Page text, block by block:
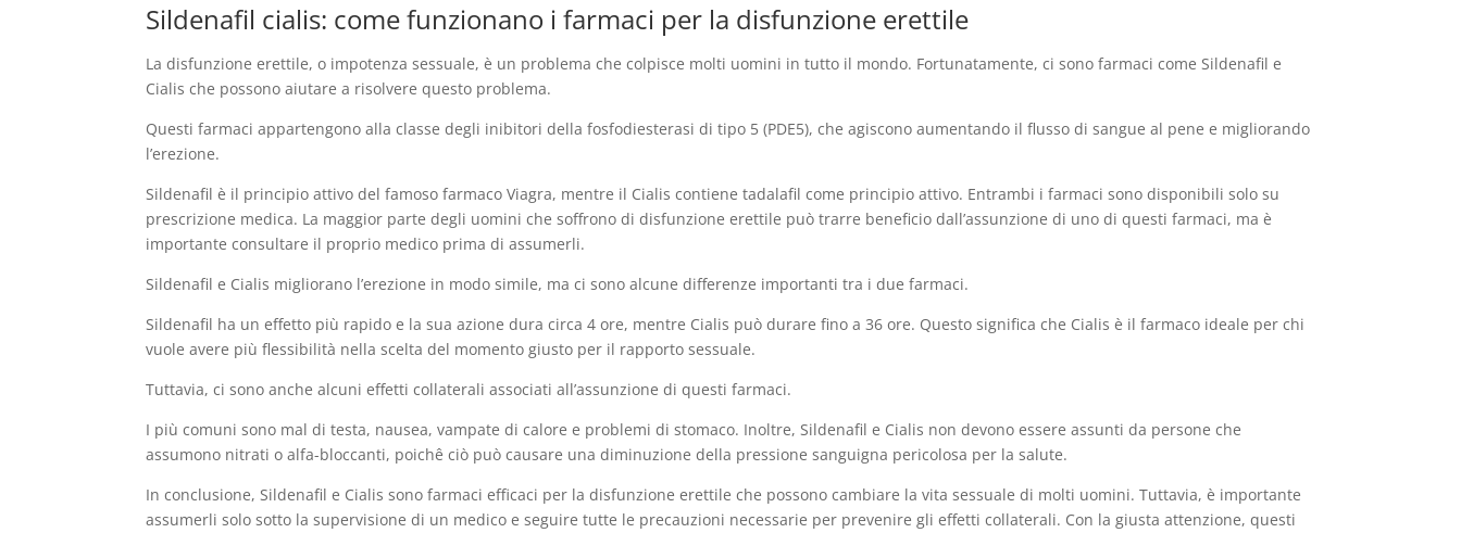
Sildenafil cialis: come funzionano i farmaci per la disfunzione erettile
La disfunzione erettile, o impotenza sessuale, è un problema che colpisce molti uomini in tutto il mondo. Fortunatamente, ci sono farmaci come Sildenafil e
Cialis che possono aiutare a risolvere questo problema.
Questi farmaci appartengono alla classe degli inibitori della fosfodiesterasi di tipo 5 (PDE5), che agiscono aumentando il flusso di sangue al pene e migliorando
l’erezione.
Sildenafil è il principio attivo del famoso farmaco Viagra, mentre il Cialis contiene tadalafil come principio attivo. Entrambi i farmaci sono disponibili solo su
prescrizione medica. La maggior parte degli uomini che soffrono di disfunzione erettile può trarre beneficio dall’assunzione di uno di questi farmaci, ma è
importante consultare il proprio medico prima di assumerli.
Sildenafil e Cialis migliorano l’erezione in modo simile, ma ci sono alcune differenze importanti tra i due farmaci.
Sildenafil ha un effetto più rapido e la sua azione dura circa 4 ore, mentre Cialis può durare fino a 36 ore. Questo significa che Cialis è il farmaco ideale per chi
vuole avere più flessibilità nella scelta del momento giusto per il rapporto sessuale.
Tuttavia, ci sono anche alcuni effetti collaterali associati all’assunzione di questi farmaci.
I più comuni sono mal di testa, nausea, vampate di calore e problemi di stomaco. Inoltre, Sildenafil e Cialis non devono essere assunti da persone che
assumono nitrati o alfa-bloccanti, poichê ciò può causare una diminuzione della pressione sanguigna pericolosa per la salute.
In conclusione, Sildenafil e Cialis sono farmaci efficaci per la disfunzione erettile che possono cambiare la vita sessuale di molti uomini. Tuttavia, è importante
assumerli solo sotto la supervisione di un medico e seguire tutte le precauzioni necessarie per prevenire gli effetti collaterali. Con la giusta attenzione, questi